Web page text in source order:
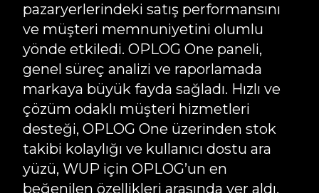
pazaryerlerindeki satış performansını
ve müşteri memnuniyetini olumlu
yönde etkiledi. OPLOG One paneli,
genel süreç analizi ve raporlamada
markaya büyük fayda sağladı. Hızlı ve
çözüm odaklı müşteri hizmetleri
desteği, OPLOG One üzerinden stok
takibi kolaylığı ve kullanıcı dostu ara
yüzü, WUP için OPLOG’un en
beğenilen özellikleri arasında yer aldı.